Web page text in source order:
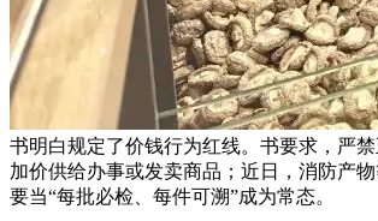
书明白规定了价钱行为红线。书要求，严
加价供给办事或发卖商品；近日，消防产
要当“每批必检、每件可溯”成为常态。